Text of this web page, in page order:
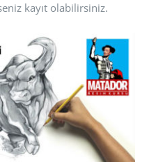
kayıt olabilirsiniz.